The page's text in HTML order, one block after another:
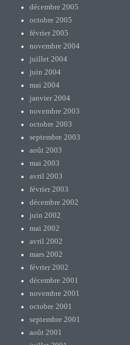
décembre 2005
octobre 2005
février 2005
novembre 2004
juillet 2004
juin 2004
mai 2004
janvier 2004
novembre 2003
octobre 2003
septembre 2003
août 2003
mai 2003
avril 2003
février 2003
décembre 2002
juin 2002
mai 2002
avril 2002
mars 2002
février 2002
décembre 2001
novembre 2001
octobre 2001
septembre 2001
août 2001